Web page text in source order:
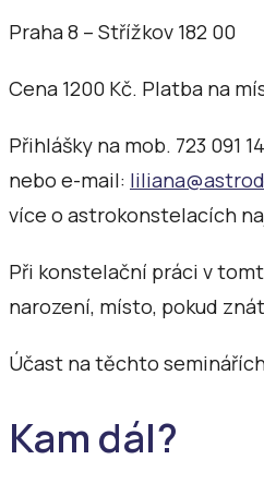
Praha 8 – Střížkov 182 00
Cena 1200 Kč. Platba na
Přihlášky na mob. 723 091
nebo e-mail:
více o astrokonstelacích
Při konstelační práci v
narození, místo, pokud
Účast na těchto
Kam dál?